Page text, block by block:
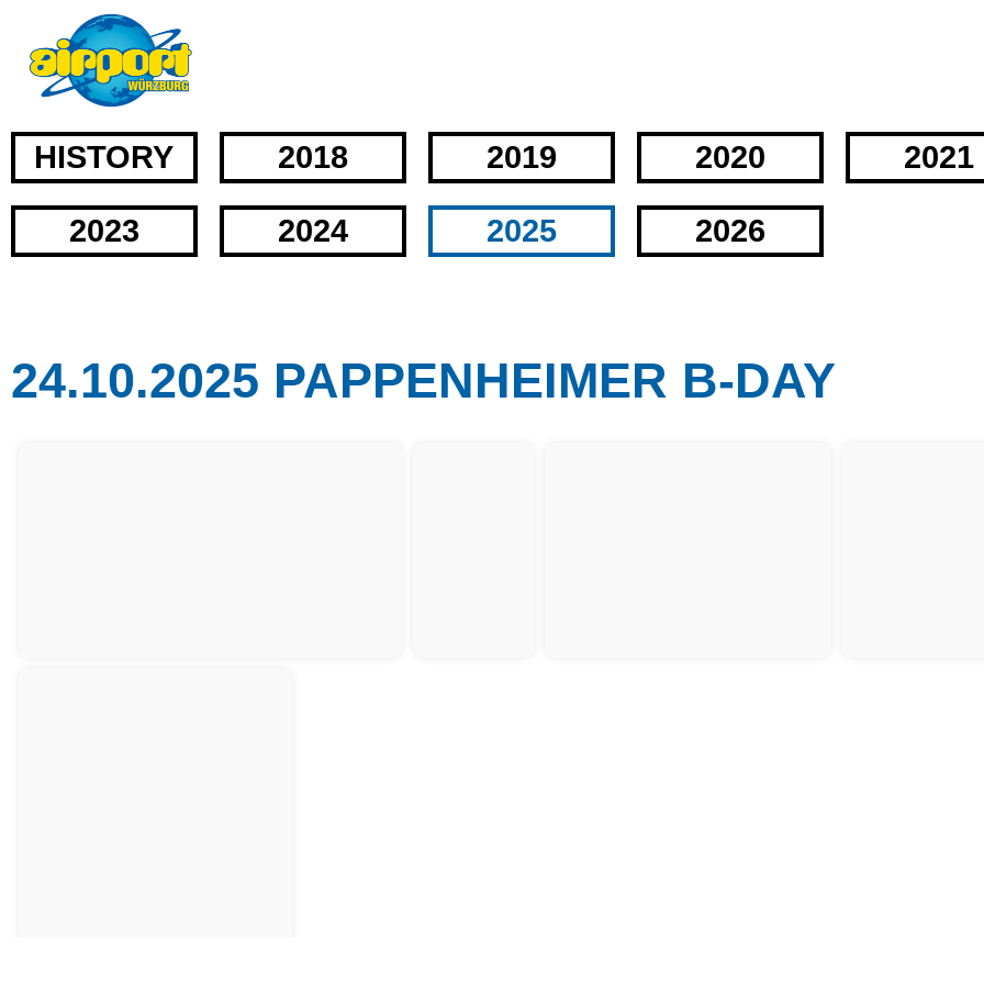
HISTORY 2018 2019 2020 2021
2023 2024 2025 2026
24.10.2025 PAPPENHEIMER B-DAY